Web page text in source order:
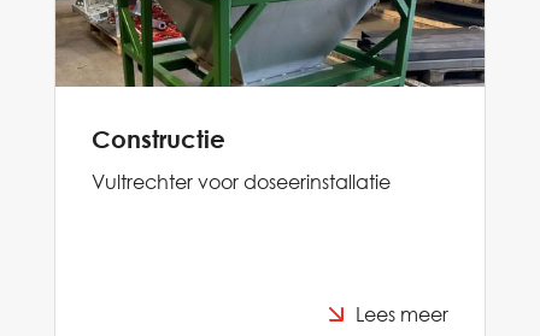
Constructie
Vultrechter voor doseerinstallatie
Lees meer